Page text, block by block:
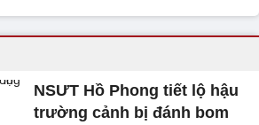
NSƯT Hồ Phong tiết lộ hậu
trường cảnh bị đánh bom